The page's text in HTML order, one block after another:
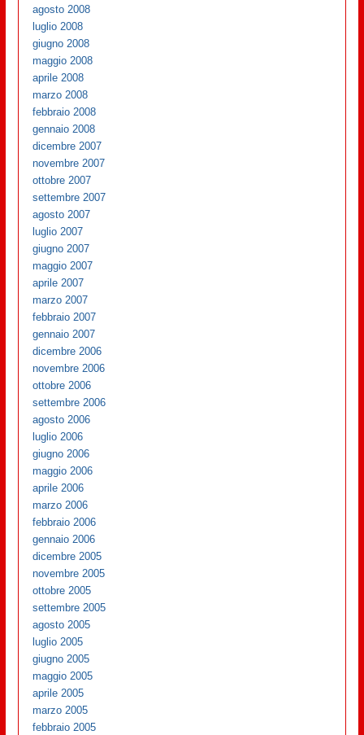
agosto 2008
luglio 2008
giugno 2008
maggio 2008
aprile 2008
marzo 2008
febbraio 2008
gennaio 2008
dicembre 2007
novembre 2007
ottobre 2007
settembre 2007
agosto 2007
luglio 2007
giugno 2007
maggio 2007
aprile 2007
marzo 2007
febbraio 2007
gennaio 2007
dicembre 2006
novembre 2006
ottobre 2006
settembre 2006
agosto 2006
luglio 2006
giugno 2006
maggio 2006
aprile 2006
marzo 2006
febbraio 2006
gennaio 2006
dicembre 2005
novembre 2005
ottobre 2005
settembre 2005
agosto 2005
luglio 2005
giugno 2005
maggio 2005
aprile 2005
marzo 2005
febbraio 2005